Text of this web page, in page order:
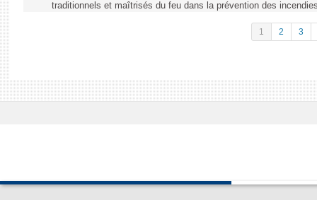
traditionnels et maîtrisés du feu dans la prévention des
1 2 3